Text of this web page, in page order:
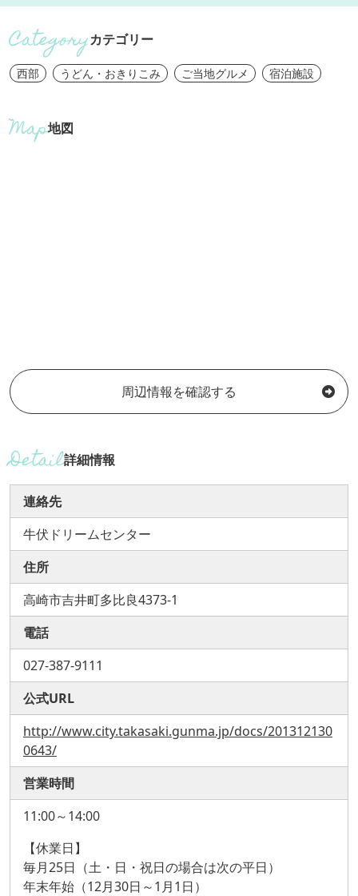
カテゴリー
西部 うどん・おきりこみ ご当地グルメ 宿泊施設
地図
周辺情報を確認する
詳細情報
連絡先
牛伏ドリームセンター
住所
高崎市吉井町多比良4373-1
電話
027-387-9111
公式URL
http://www.city.takasaki.gunma.jp/docs/201312130
0643/
営業時間
11:00～14:00
【休業日】
毎月25日（土・日・祝日の場合は次の平日）
年末年始（12月30日～1月1日）